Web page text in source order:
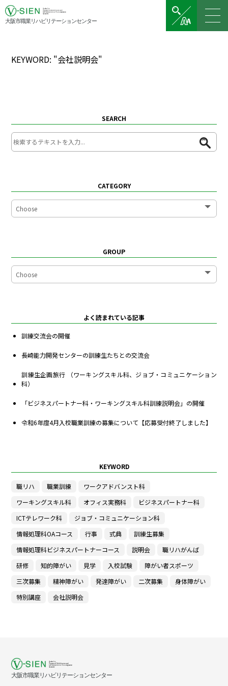
大阪市職業リハビリテーションセンター
KEYWORD: "会社説明会"
SEARCH
CATEGORY
GROUP
よく読まれている記事
訓練交流会の開催
長崎能力開発センターの訓練生たちとの交流会
訓練生企画旅行 （ワーキングスキル科、ジョブ・コミュニケーション
科）
「ビジネスパートナー科・ワーキングスキル科訓練説明会」の開催
令和6年度4月入校職業訓練の募集について【応募受付終了しました】
KEYWORD
職リハ 職業訓練
ワークアドバンスト科
ワーキングスキル科
オフィス実務科
ビジネスパートナー科
ICTテレワーク科
ジョブ・コミュニケーション科
情報処理科OAコース
行事 式典
訓練生募集
情報処理科ビジネスパートナーコース
説明会
職リハがんば
研修
知的障がい 見学 入校試験
障がい者スポーツ
三次募集
精神障がい 発達障がい 二次募集
身体障がい
特別講座
会社説明会
大阪市職業リハビリテーションセンター